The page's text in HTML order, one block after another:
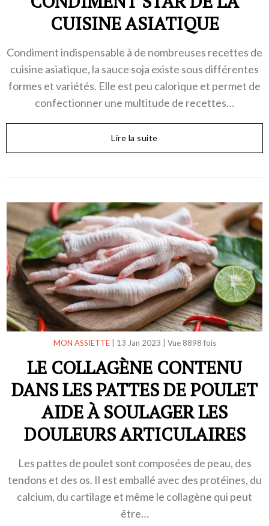
CUISINE ASIATIQUE
Condiment indispensable à de nombreuses recettes de
cuisine asiatique, la sauce soja existe sous différentes
formes et variétés. Elle est peu calorique et permet de
confectionner une multitude de recettes…
Lire la suite
MON ASSIETTE| 13 Jan 2023 Vue 8898 fois
LE COLLAGÈNE CONTENU
DANS LES PATTES DE POULET
AIDE À SOULAGER LES
DOULEURS ARTICULAIRES
Les pattes de poulet sont composées de peau, des
tendons et des os. Il est emballé avec des protéines, du
calcium, du cartilage et même le collagène qui peut
être…